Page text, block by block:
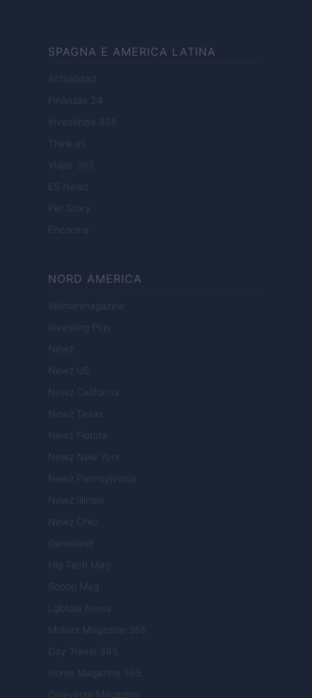
SPAGNA E AMERICA LATINA
Actualidad
Finanzas 24
Investindo 365
Think.es
Viajar 365
ES Newz
Pet Story
Encocina
NORD AMERICA
Womanmagazine
Investing Plus
Newz
Newz US
Newz California
Newz Texas
Newz Florida
Newz New York
Newz Pennsylvania
Newz Illinois
Newz Ohio
Gameland
Hig Tech Mag
Scoop Mag
Lgbtqia News
Motors Magazine 365
Day Travel 365
Home Magazine 365
Cineverse Magazine